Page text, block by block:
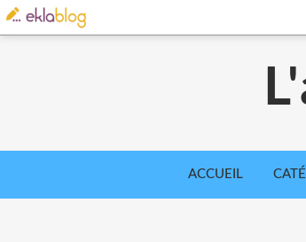
ACCUEIL